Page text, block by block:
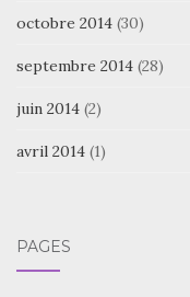
octobre 2014 (30)
septembre 2014 (28)
juin 2014 (2)
avril 2014 (1)
PAGES